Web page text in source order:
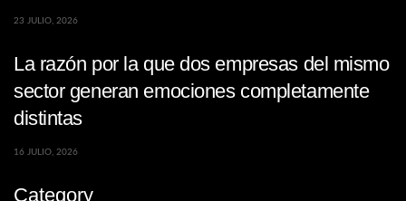
23 JULIO, 2026
La razón por la que dos empresas del mismo
sector generan emociones completamente
distintas
16 JULIO, 2026
Category